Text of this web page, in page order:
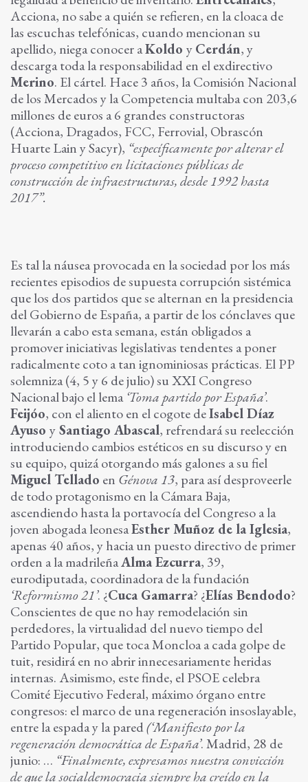
Acciona, no sabe a quién se refieren, en la cloaca de
las escuchas telefónicas, cuando mencionan su
apellido, niega conocer aKoldo yCerdán, y
descarga toda la responsabilidad en el exdirectivo
Merino. El cártel. Hace 3 años, la Comisión Nacional
de los Mercados y la Competencia multaba con 203,6
millones de euros a 6 grandes constructoras
(Acciona, Dragados, FCC, Ferrovial, Obrascón
Huarte Lain y Sacyr), “específicamente por alterar el
proceso competitivo en licitaciones públicas de
construcción de infraestructuras, desde 1992 hasta
2017”.
Es tal la náusea provocada en la sociedad por los más
recientes episodios de supuesta corrupción sistémica
que los dos partidos que se alternan en la presidencia
del Gobierno de España, a partir de los cónclaves que
llevarán a cabo esta semana, están obligados a
promover iniciativas legislativas tendentes a poner
radicalmente coto a tan ignominiosas prácticas. El PP
solemniza (4, 5 y 6 de julio) su XXI Congreso
Nacional bajo el lema‘Toma partido por España’.
Feijóo, con el aliento en el cogote deIsabel Díaz
Ayuso ySantiago Abascal, refrendará su reelección
introduciendo cambios estéticos en su discurso y en
su equipo, quizá otorgando más galones a su fiel
Miguel Tellado en Génova 13, para así desproveerle
de todo protagonismo en la Cámara Baja,
ascendiendo hasta la portavocía del Congreso a la
joven abogada leonesaEsther Muñoz de la Iglesia,
apenas 40 años, y hacia un puesto directivo de primer
orden a la madrileñaAlma Ezcurra, 39,
eurodiputada, coordinadora de la fundación
‘Reformismo 21’. ¿Cuca Gamarra? ¿Elías Bendodo?
Conscientes de que no hay remodelación sin
perdedores, la virtualidad del nuevo tiempo del
Partido Popular, que toca Moncloa a cada golpe de
tuit, residirá en no abrir innecesariamente heridas
internas. Asimismo, este finde, el PSOE celebra
Comité Ejecutivo Federal, máximo órgano entre
congresos: el marco de una regeneración insoslayable,
entre la espada y la pared(‘Manifiesto por la
regeneración democrática de España’. Madrid, 28 de
junio: … “Finalmente, expresamos nuestra convicción
de que la socialdemocracia siempre ha creído en la